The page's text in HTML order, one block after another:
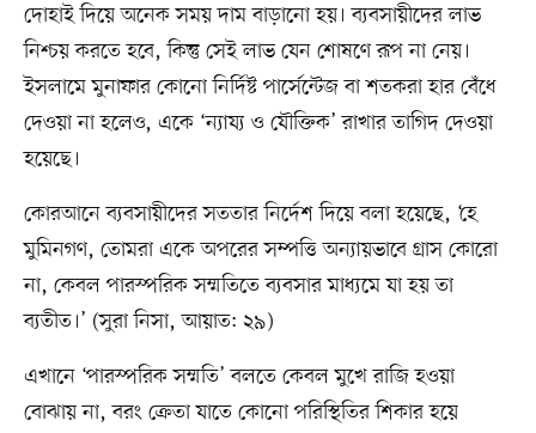
দোহাই দিয়ে অনেক সময় দাম বাড়ানো হয়। ব্যবসায়ীদের লাভ
নিশ্চয় করতে হবে, কিন্তু সেই লাভ যেন শোষণে রূপ না নেয়।
ইসলামে মুনাফার কোনো নির্দিষ্ট পার্সেন্টেজ বা শতকরা হার বেঁধে
দেওয়া না হলেও, একে ‘ন্যায্য ও যৌক্তিক’ রাখার তাগিদ দেওয়া
হয়েছে।
কোরআনে ব্যবসায়ীদের সততার নির্দেশ দিয়ে বলা হয়েছে, ‘হে
মুমিনগণ, তোমরা একে অপরের সম্পত্তি অন্যায়ভাবে গ্রাস কোরো
না, কেবল পারস্পরিক সম্মতিতে ব্যবসার মাধ্যমে যা হয় তা
ব্যতীত।’ (সুরা নিসা, আয়াত: ২৯)
এখানে ‘পারস্পরিক সম্মতি’ বলতে কেবল মুখে রাজি হওয়া
বোঝায় না, বরং ক্রেতা যাতে কোনো পরিস্থিতির শিকার হয়ে